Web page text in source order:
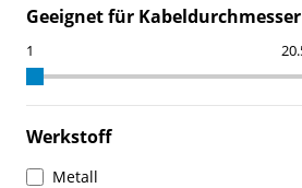
Geeignet für Kabeldurchmesser
Werkstoff
Metall